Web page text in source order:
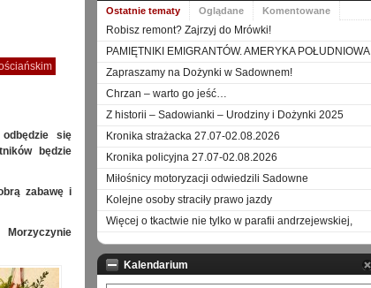
się
będzie
zabawę i
Ostatnie tematy Oglądane Komentowane
Robisz remont? Zajrzyj do Mrówki!
PAMIĘTNIKI EMIGRANTÓW. AMERYKA POŁUDNIOWA
Zapraszamy na Dożynki w Sadownem!
Chrzan – warto go jeść…
Z historii – Sadowianki – Urodziny i Dożynki 2025
Kronika strażacka 27.07-02.08.2026
Kronika policyjna 27.07-02.08.2026
Miłośnicy motoryzacji odwiedzili Sadowne
Kolejne osoby straciły prawo jazdy
Więcej o tkactwie nie tylko w parafii andrzejewskiej,
Kalendarium